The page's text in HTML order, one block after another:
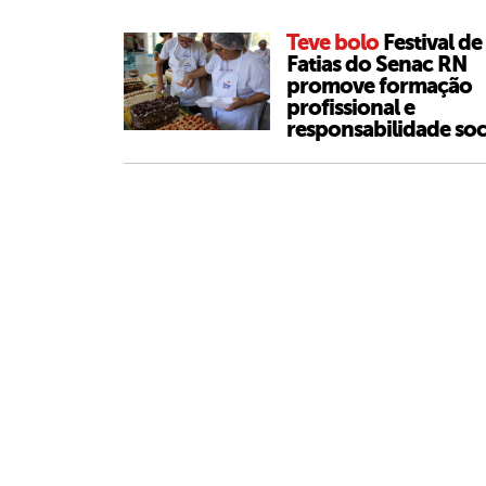
Teve bolo Festival de
Fatias do Senac RN
promove formação
profissional e
responsabilidade